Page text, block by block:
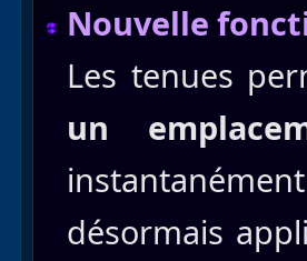
Nouvelle
Les tenues
un
désormais